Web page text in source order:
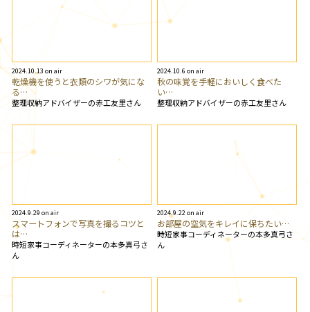
2024.10.13 on air
乾燥機を使うと衣類のシワが気にな
る…
整理収納アドバイザーの赤工友里さん
2024.10.6 on air
秋の味覚を手軽においしく食べた
い…
整理収納アドバイザーの赤工友里さん
2024.9.29 on air
スマートフォンで写真を撮るコツと
は…
時短家事コーディネーターの本多真弓さ
ん
2024.9.22 on air
お部屋の空気をキレイに保ちたい…
時短家事コーディネーターの本多真弓さ
ん